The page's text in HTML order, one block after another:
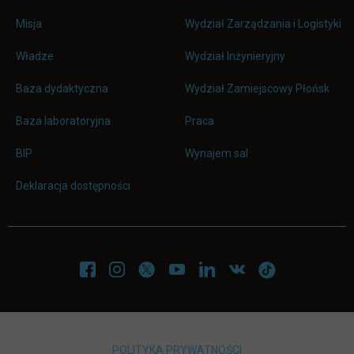
Misja
Władze
Baza dydaktyczna
Baza laboratoryjna
BIP
Deklaracja dostępności
Wydział Zarządzania i Logistyki
Wydział Inżynieryjny
Wydział Zamiejscowy Płońsk
Praca
Wynajem sal
POLITYKA PRYWATNOŚCI